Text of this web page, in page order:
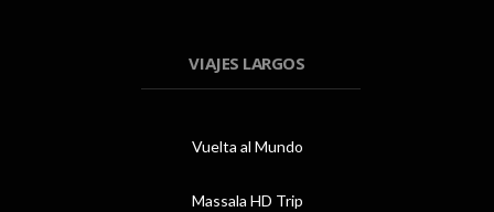
VIAJES LARGOS
Vuelta al Mundo
Massala HD Trip